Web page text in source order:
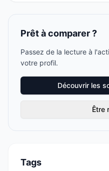
Prêt à comparer ?
Passez de la lecture à
votre profil.
Découvrir les
Être
Tags